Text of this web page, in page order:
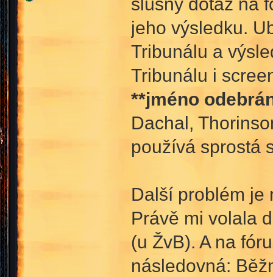
jeho výsledku.
Tribunálu a
Tribunálu i
**jméno
Dachal,
používá sprostá
Další problém je
Právě mi volala
(u ŽvB). A na
následovná: